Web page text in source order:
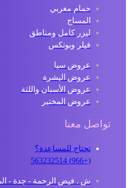
حمام مغربي
المساج
ليزر كامل ومناطق
فيلر وبوتكس
عروض سبا
عروض البشرة
عروض الأسنان واللثة
عروض المختبر
تواصل معنا
تحتاج للمساعدة؟
ش . فيض الرحمة - جدة -